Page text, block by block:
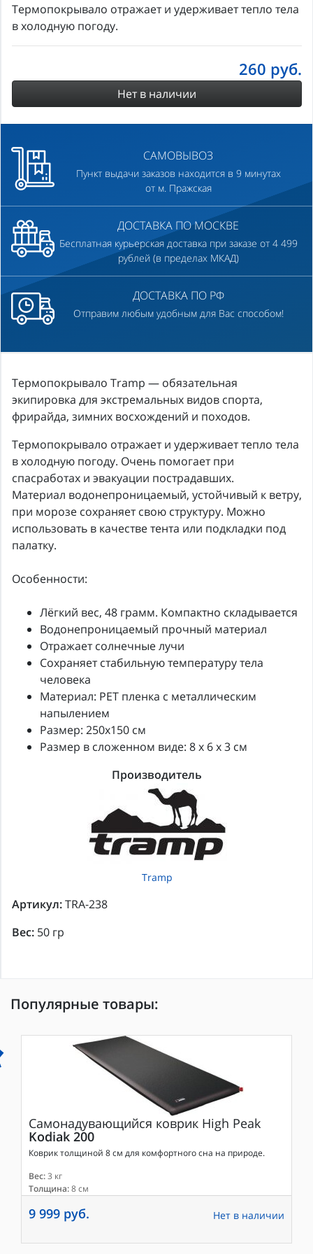
Термопокрывало отражает и удерживает тепло тела
в холодную погоду.
260 руб.
Нет в наличии
САМОВЫВОЗ
Пункт выдачи заказов находится в 9 минутах
от м. Пражская
ДОСТАВКА ПО МОСКВЕ
Бесплатная курьерская доставка при заказе от 4 499
рублей (в пределах МКАД)
ДОСТАВКА ПО РФ
Отправим любым удобным для Вас способом!
Термопокрывало Tramp — обязательная
экипировка для экстремальных видов спорта,
фрирайда, зимних восхождений и походов.
Термопокрывало отражает и удерживает тепло тела
в холодную погоду. Очень помогает при
спасработах и эвакуации пострадавших.
Материал водонепроницаемый, устойчивый к ветру,
при морозе сохраняет свою структуру. Можно
использовать в качестве тента или подкладки под
палатку.
Особенности:
Лёгкий вес, 48 грамм. Компактно складывается
Водонепроницаемый прочный материал
Отражает солнечные лучи
Сохраняет стабильную температуру тела
человека
Материал: PET пленка с металлическим
напылением
Размер: 250x150 см
Размер в сложенном виде: 8 х 6 х 3 см
Производитель
Tramp
Артикул:TRA-238
Вес: 50 гр
Популярные товары:
Самонадувающийся коврик High Peak
Kodiak 200
Коврик толщиной 8 см для комфортного сна на природе.
Вес:3 кг
Толщина:8 см
9 999 руб. Нет в наличии